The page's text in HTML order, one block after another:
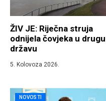
ŽIV JE: Riječna struja
odnijela čovjeka u drugu
državu
5. Kolovoza 2026.
NOVOSTI